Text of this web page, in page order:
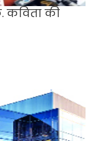
कविता की